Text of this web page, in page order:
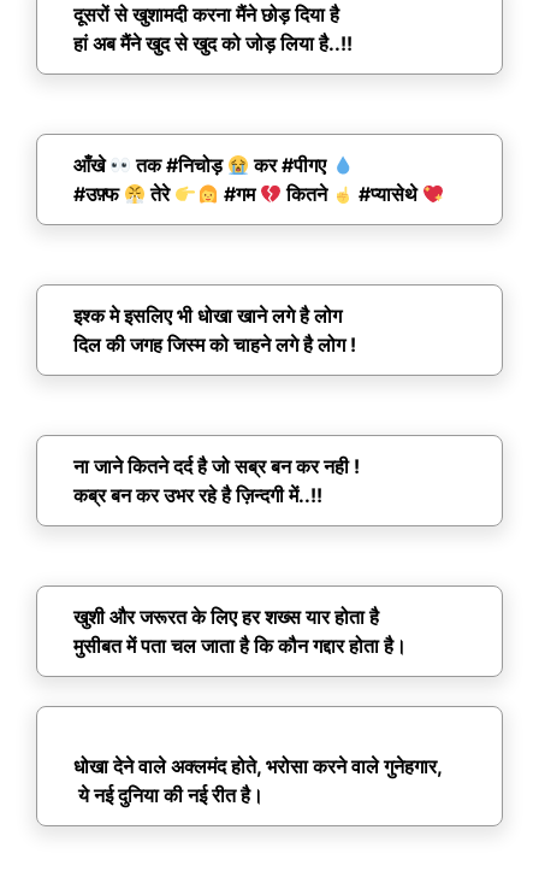
दूसरों से खुशामदी करना मैंने छोड़ दिया है
हां अब मैंने खुद से खुद को जोड़ लिया है..!!
आँखे तक #निचोड़
कर #पीगए
#उफ़्फ
तेरे #गम कितने #प्यासेथे
इश्क मे इसलिए भी धोखा खाने लगे है लोग
दिल की जगह जिस्म को चाहने लगे है लोग !
ना जाने कितने दर्द है जो सब्र बन कर नही !
कब्र बन कर उभर रहे है ज़िन्दगी में..!!
खुशी और जरूरत के लिए हर शख्स यार होता है
मुसीबत में पता चल जाता है कि कौन गद्दार होता है।
धोखा देने वाले अक्लमंद होते, भरोसा करने वाले गुनेहगार,
ये नई दुनिया की नई रीत है।